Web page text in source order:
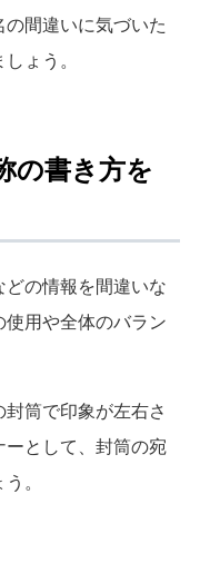
間違いに気づいた
ょう。
の書き方を
の情報を間違いな
使用や全体のバラン
筒で印象が左右さ
ーとして、封筒の宛
。